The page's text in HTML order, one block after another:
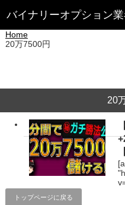
Home
20万7500円
20
トップページに戻る